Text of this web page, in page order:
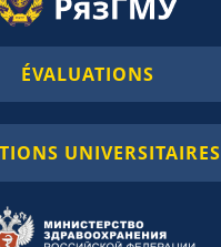
ÉVALUATIONS
UNIVERSITAIRES